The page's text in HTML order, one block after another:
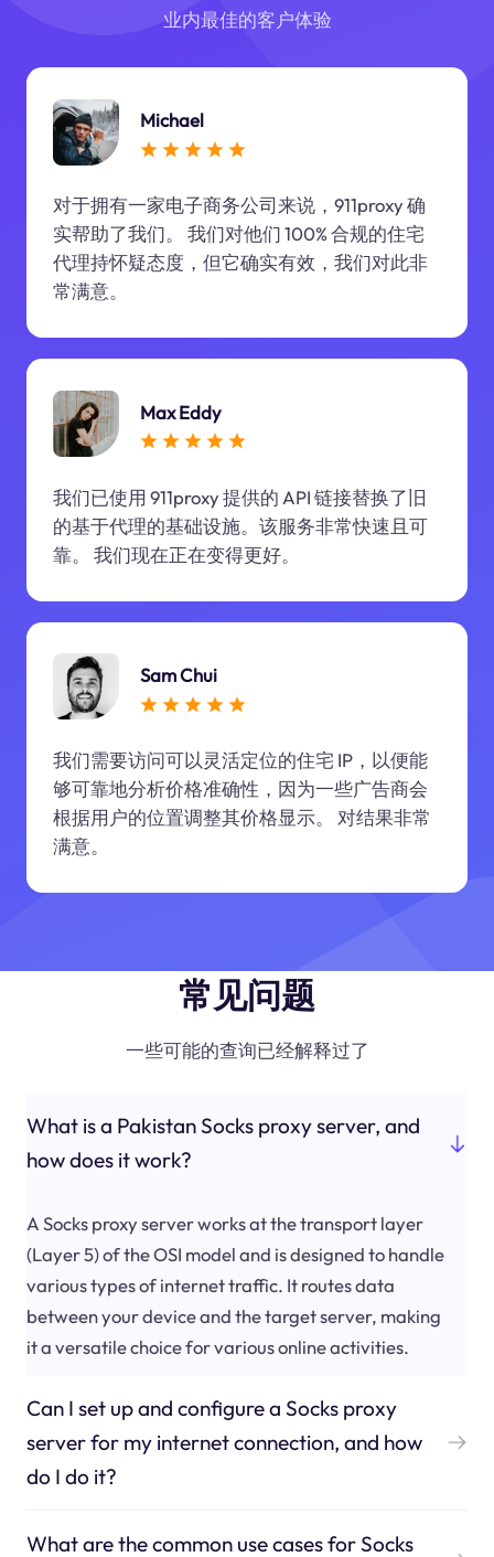
业内最佳的客户体验
Michael
对于拥有一家电子商务公司来说，911proxy 确
实帮助了我们。 我们对他们 100% 合规的住宅
代理持怀疑态度，但它确实有效，我们对此非
常满意。
Max Eddy
我们已使用 911proxy 提供的 API 链接替换了旧
的基于代理的基础设施。该服务非常快速且可
靠。 我们现在正在变得更好。
Sam Chui
我们需要访问可以灵活定位的住宅 IP，以便能
够可靠地分析价格准确性，因为一些广告商会
根据用户的位置调整其价格显示。 对结果非常
满意。
常见问题
一些可能的查询已经解释过了
What is a Pakistan Socks proxy server, and
how does it work?
A Socks proxy server works at the transport layer
(Layer 5) of the OSI model and is designed to handle
various types of internet traffic. It routes data
between your device and the target server, making
it a versatile choice for various online activities.
Can I set up and configure a Socks proxy
server for my internet connection, and how
do I do it?
What are the common use cases for Socks